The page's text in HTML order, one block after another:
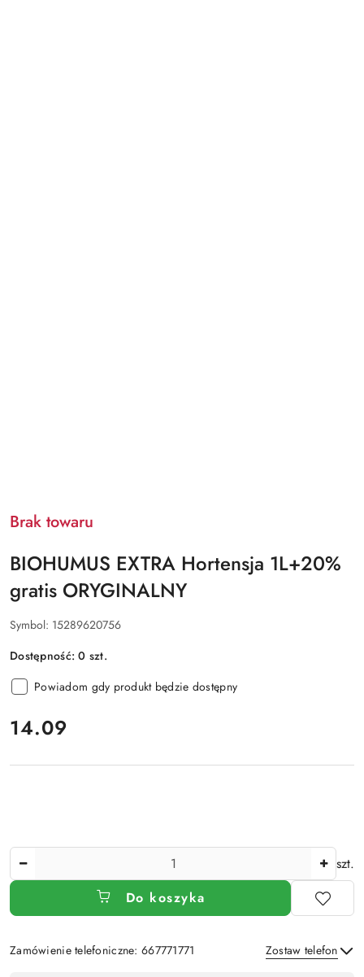
Brak towaru
BIOHUMUS EXTRA Hortensja 1L+20%
gratis ORYGINALNY
Symbol: 15289620756
Dostępność:0 szt.
Powiadom gdy produkt będzie dostępny
cena:
14.09
szt.
Do koszyka
Zamówienie telefoniczne: 667771771 Zostaw telefon